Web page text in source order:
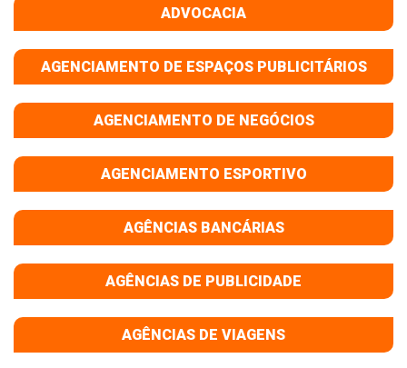
ADVOCACIA
AGENCIAMENTO DE ESPAÇOS PUBLICITÁRIOS
AGENCIAMENTO DE NEGÓCIOS
AGENCIAMENTO ESPORTIVO
AGÊNCIAS BANCÁRIAS
AGÊNCIAS DE PUBLICIDADE
AGÊNCIAS DE VIAGENS